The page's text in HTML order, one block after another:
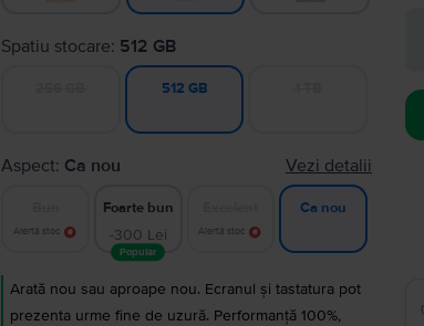
Spatiu stocare: 512 GB
512 GB
Aspect: Ca nou Vezi detalii
Alertă stoc
Foarte bun
-300 Lei
Popular
Alertă stoc
Ca nou
Arată nou sau aproape nou. Ecranul și tastatura pot
prezenta urme fine de uzură. Performanță 100%,